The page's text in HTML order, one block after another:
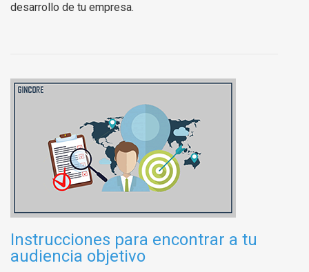
desarrollo de tu empresa.
Instrucciones para encontrar a tu
audiencia objetivo